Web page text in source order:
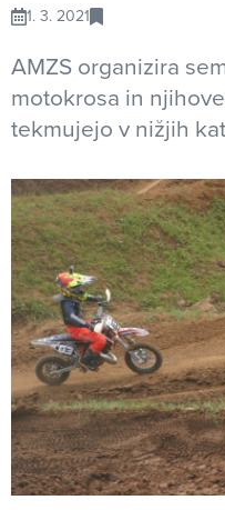
1. 3. 2021
AMZS organizira
motokrosa in
tekmujejo v nižjih